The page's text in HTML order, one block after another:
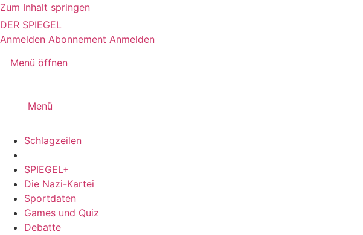
Zum Inhalt springen
DER SPIEGEL
Anmelden Abonnement Anmelden
Menü öffnen
Menü
Schlagzeilen
SPIEGEL+
Die Nazi-Kartei
Sportdaten
Games und Quiz
Debatte